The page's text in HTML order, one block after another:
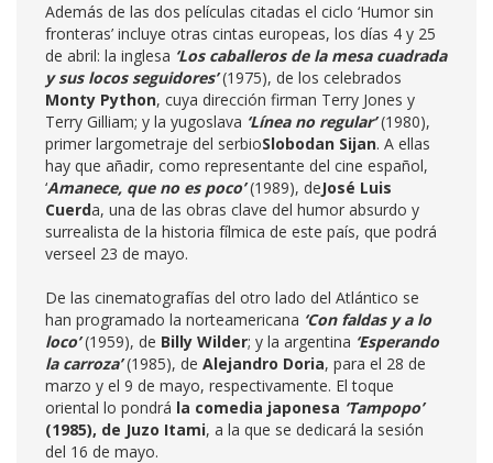
Además de las dos películas citadas el ciclo ‘Humor sin
fronteras’ incluye otras cintas europeas, los días 4 y 25
de abril: la inglesa ‘Los caballeros de la mesa cuadrada
y sus locos seguidores’(1975), de los celebrados
Monty Python, cuya dirección firman Terry Jones y
Terry Gilliam; y la yugoslava ‘Línea no regular’(1980),
primer largometraje del serbioSlobodan Sijan. A ellas
hay que añadir, como representante del cine español,
‘Amanece, que no es poco’(1989), deJosé Luis
Cuerda, una de las obras clave del humor absurdo y
surrealista de la historia fílmica de este país, que podrá
verseel 23 de mayo.
De las cinematografías del otro lado del Atlántico se
han programado la norteamericana ‘Con faldas y a lo
loco’(1959), de Billy Wilder; y la argentina ‘Esperando
la carroza’(1985), de Alejandro Doria, para el 28 de
marzo y el 9 de mayo, respectivamente. El toque
oriental lo pondrá la comedia japonesa ‘Tampopo’
(1985), de Juzo Itami, a la que se dedicará la sesión
del 16 de mayo.